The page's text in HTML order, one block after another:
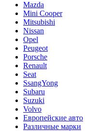
Mazda
Mini Cooper
Mitsubishi
Nissan
Opel
Peugeot
Porsche
Renault
Seat
SsangYong
Subaru
Suzuki
Volvo
Европейские авто
Различные марки